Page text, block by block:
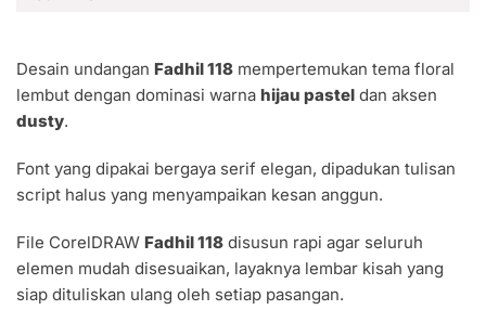
Desain undangan Fadhil 118 mempertemukan tema floral
lembut dengan dominasi warna hijau pastel dan aksen
dusty.
Font yang dipakai bergaya serif elegan, dipadukan tulisan
script halus yang menyampaikan kesan anggun.
File CorelDRAW Fadhil 118 disusun rapi agar seluruh
elemen mudah disesuaikan, layaknya lembar kisah yang
siap dituliskan ulang oleh setiap pasangan.